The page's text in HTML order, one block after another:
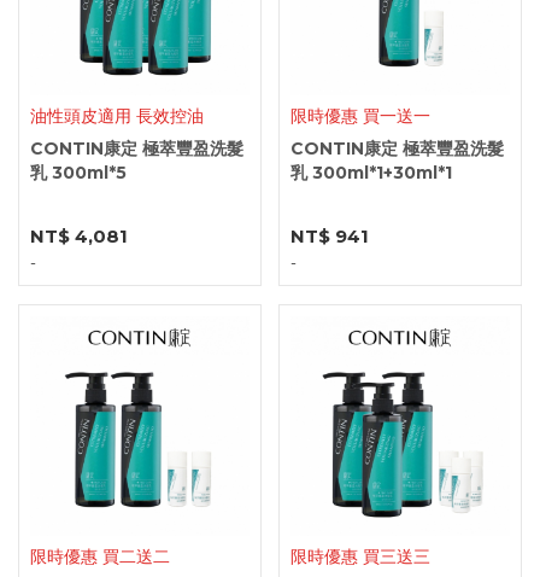
油性頭皮適用 長效控油
CONTIN康定 極萃豐盈洗髮
乳 300ml*5
NT$ 4,081
-
限時優惠 買一送一
CONTIN康定 極萃豐盈洗髮
乳 300ml*1+30ml*1
NT$ 941
-
限時優惠 買二送二
限時優惠 買三送三